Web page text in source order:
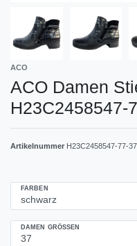
ACO
ACO Damen
H23C2458547-
Artikelnummer H23C2458547-77-37
FARBEN
DAMEN GRÖSSEN